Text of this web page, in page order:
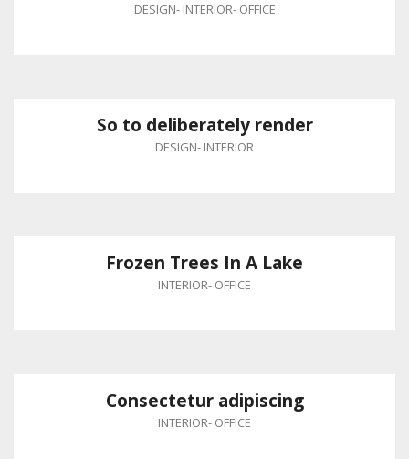
DESIGN- INTERIOR- OFFICE
So to deliberately render
DESIGN- INTERIOR
Frozen Trees In A Lake
INTERIOR- OFFICE
Consectetur adipiscing
INTERIOR- OFFICE